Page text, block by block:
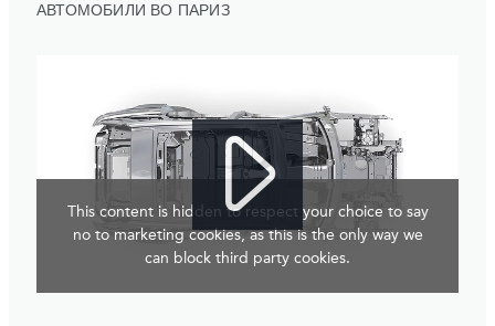
АВТОМОБИЛИ ВО ПАРИЗ
This content is hidden to respect your choice to say
no to marketing cookies, as this is the only way we
can block third party cookies.